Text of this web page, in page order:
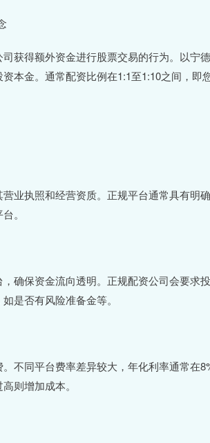
获得额外资金进行股票交易的行为。以宁
本金。通常配资比例在1:1至1:10之间，即
业执照和经营资质。正规平台通常具有明
。
确保资金流向透明。正规配资公司会要求
是否有风险准备金等。
不同平台费率差异较大，年化利率通常在
则增加成本。